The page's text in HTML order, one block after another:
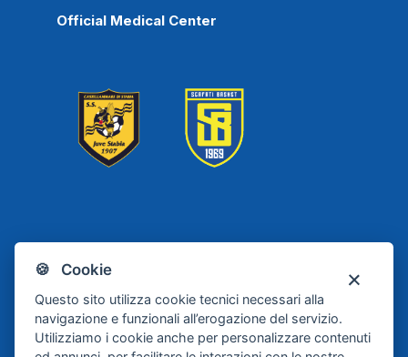
🍪 Cookie
Questo sito utilizza cookie tecnici necessari alla
navigazione e funzionali all’erogazione del servizio.
Utilizziamo i cookie anche per personalizzare contenuti
Official Medical Center
Juve Stabia